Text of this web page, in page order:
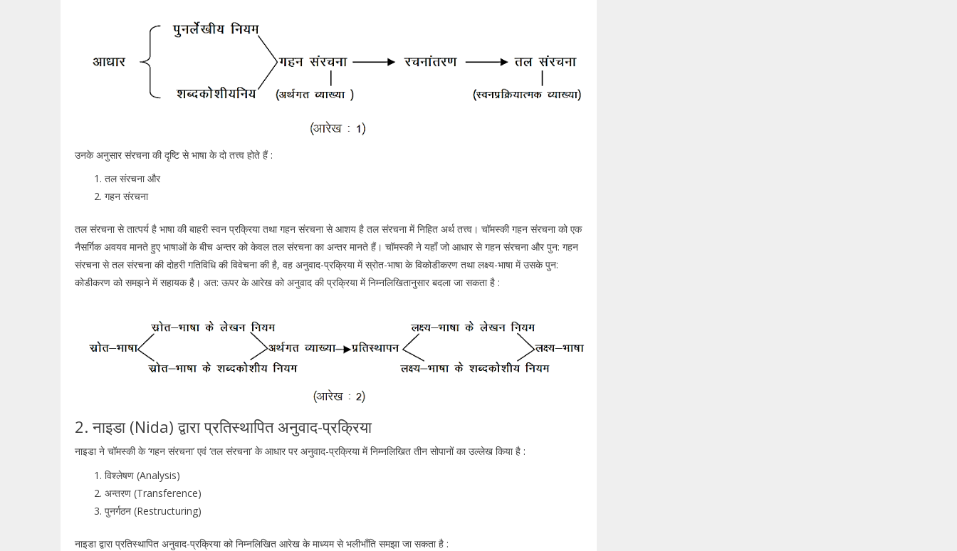
उनके अनुसार संरचना की दृष्टि से भाषा के दो तत्त्व होते हैं :
तल संरचना और
गहन संरचना
तल संरचना से तात्पर्य है भाषा की बाहरी स्वन प्रक्रिया तथा गहन संरचना से आशय है तल संरचना में निहित अर्थ तत्त्व। चॉमस्की गहन संरचना को एक
नैसर्गिक अवयव मानते हुए भाषाओं के बीच अन्तर को केवल तल संरचना का अन्तर मानते हैं। चॉमस्की ने यहाँ जो आधार से गहन संरचना और पुन: गहन
संरचना से तल संरचना की दोहरी गतिविधि की विवेचना की है, वह अनुवाद-प्रक्रिया में स्रोत-भाषा के विकोडीकरण तथा लक्ष्य-भाषा में उसके पुन:
कोडीकरण को समझने में सहायक है। अत: ऊपर के आरेख को अनुवाद की प्रक्रिया में निम्नलिखितानुसार बदला जा सकता है :
2. नाइडा (Nida) द्वारा प्रतिस्थापित अनुवाद-प्रक्रिया
नाइडा ने चॉमस्की के ‘गहन संरचना’ एवं ‘तल संरचना’ के आधार पर अनुवाद-प्रक्रिया में निम्नलिखित तीन सोपानों का उल्लेख किया है :
विश्लेषण (Analysis)
अन्तरण (Transference)
पुनर्गठन (Restructuring)
नाइडा द्वारा प्रतिस्थापित अनुवाद-प्रक्रिया को निम्नलिखित आरेख के माध्यम से भलीभाँति समझा जा सकता है :